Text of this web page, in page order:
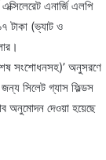
এনার্জি এলপি
টাকা (ভ্যাট ও
সংশোধনসহ)’ অনুসরণে
সিলেট গ্যাস ফিল্ডস
অনুমোদন দেওয়া হয়েছে